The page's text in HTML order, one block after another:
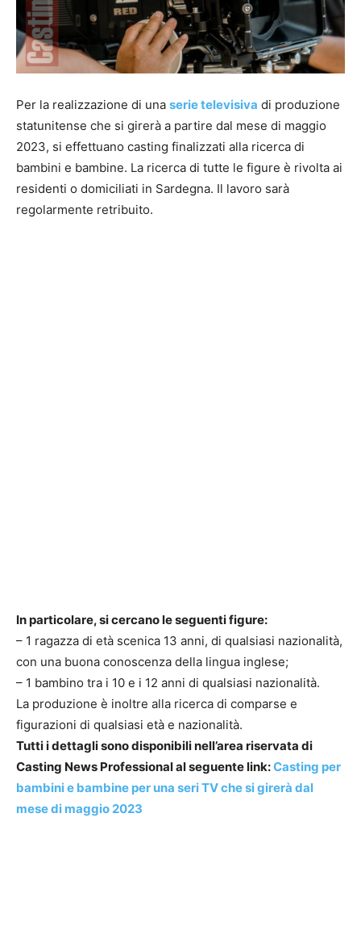
Per la realizzazione di una serie televisiva di produzione
statunitense che si girerà a partire dal mese di maggio
2023, si effettuano casting finalizzati alla ricerca di
bambini e bambine. La ricerca di tutte le figure è rivolta ai
residenti o domiciliati in Sardegna. Il lavoro sarà
regolarmente retribuito.
In particolare, si cercano le seguenti figure:
– 1 ragazza di età scenica 13 anni, di qualsiasi nazionalità,
con una buona conoscenza della lingua inglese;
– 1 bambino tra i 10 e i 12 anni di qualsiasi nazionalità.
La produzione è inoltre alla ricerca di comparse e
figurazioni di qualsiasi età e nazionalità.
Tutti i dettagli sono disponibili nell’area riservata di
Casting News Professional al seguente link:Casting per
bambini e bambine per una seri TV che si girerà dal
mese di maggio 2023